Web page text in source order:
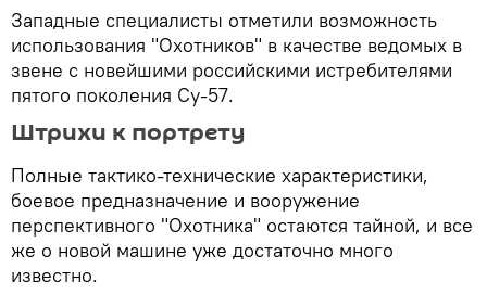
Западные специалисты отметили возможность
использования "Охотников" в качестве ведомых в
звене с новейшими российскими истребителями
пятого поколения Су-57.
Штрихи к портрету
Полные тактико-технические характеристики,
боевое предназначение и вооружение
перспективного "Охотника" остаются тайной, и все
же о новой машине уже достаточно много
известно.